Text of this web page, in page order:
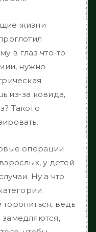
жизни
в глаз что-то
нужно
из-за ковида,
Такого
операции
у детей
Ну а что
ведь